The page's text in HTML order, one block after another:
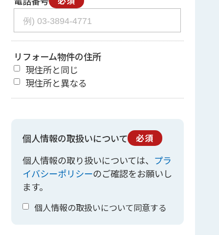
リフォーム物件の住所
現住所と同じ
現住所と異なる
個人情報の取扱いについて 必須
個人情報の取り扱いについては、 プラ
イバシーポリシーのご確認をお願いし
ます。
個人情報の取扱いについて同意する